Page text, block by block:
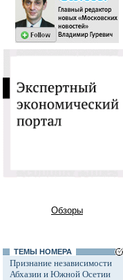
Обзоры
ТЕМЫ НОМЕРА
Признание независимости
Абхазии и Южной Осетии